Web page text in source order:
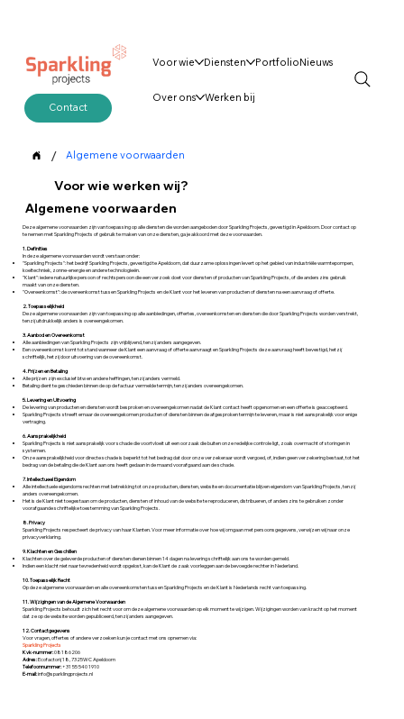
Voor wie Diensten PortfolioNieuws
Over ons
Werken bij
Contact
/ Algemene voorwaarden
Voor wie werken wij?
Algemene voorwaarden
Deze algemene voorwaarden zijn van toepassing op alle diensten die worden aangeboden door Sparkling Projects, gevestigd in Apeldoorn. Door contact op
te nemen met Sparkling Projects of gebruik te maken van onze diensten, ga je akkoord met deze voorwaarden.
1. Definities
In deze algemene voorwaarden wordt verstaan onder:
"Sparkling Projects": het bedrijf Sparkling Projects, gevestigd te Apeldoorn, dat duurzame oplossingen levert op het gebied van industriële warmtepompen,
koeltechniek, zonne-energie en andere technologieën.
"Klant": iedere natuurlijke persoon of rechtspersoon die een verzoek doet voor diensten of producten van Sparkling Projects, of die anderszins gebruik
maakt van onze diensten.
"Overeenkomst": de overeenkomst tussen Sparkling Projects en de Klant voor het leveren van producten of diensten na een aanvraag of offerte.
2. Toepasselijkheid
Deze algemene voorwaarden zijn van toepassing op alle aanbiedingen, offertes, overeenkomsten en diensten die door Sparkling Projects worden verstrekt,
tenzij uitdrukkelijk anders is overeengekomen.
3. Aanbod en Overeenkomst
Alle aanbiedingen van Sparkling Projects zijn vrijblijvend, tenzij anders aangegeven.
Een overeenkomst komt tot stand wanneer de Klant een aanvraag of offerte aanvraagt en Sparkling Projects deze aanvraag heeft bevestigd, hetzij
schriftelijk, hetzij door uitvoering van de overeenkomst.
4. Prijzen en Betaling
Alle prijzen zijn exclusief btw en andere heffingen, tenzij anders vermeld.
Betaling dient te geschieden binnen de op de factuur vermelde termijn, tenzij anders overeengekomen.
5. Levering en Uitvoering
De levering van producten en diensten wordt besproken en overeengekomen nadat de Klant contact heeft opgenomen en een offerte is geaccepteerd.
Sparkling Projects streeft ernaar de overeengekomen producten of diensten binnen de afgesproken termijn te leveren, maar is niet aansprakelijk voor enige
vertraging.
6. Aansprakelijkheid
Sparkling Projects is niet aansprakelijk voor schade die voortvloeit uit een oorzaak die buiten onze redelijke controle ligt, zoals overmacht of storingen in
systemen.
Onze aansprakelijkheid voor directe schade is beperkt tot het bedrag dat door onze verzekeraar wordt vergoed, of, indien geen verzekering bestaat, tot het
bedrag van de betaling die de Klant aan ons heeft gedaan in de maand voorafgaand aan de schade.
7. Intellectueel Eigendom
Alle intellectuele eigendomsrechten met betrekking tot onze producten, diensten, website en documentatie blijven eigendom van Sparkling Projects, tenzij
anders overeengekomen.
Het is de Klant niet toegestaan om de producten, diensten of inhoud van de website te reproduceren, distribueren, of anderszins te gebruiken zonder
voorafgaande schriftelijke toestemming van Sparkling Projects.
8. Privacy
Sparkling Projects respecteert de privacy van haar Klanten. Voor meer informatie over hoe wij omgaan met persoonsgegevens, verwijzen wij naar onze
privacyverklaring.
9. Klachten en Geschillen
Klachten over de geleverde producten of diensten dienen binnen 14 dagen na levering schriftelijk aan ons te worden gemeld.
Indien een klacht niet naar tevredenheid wordt opgelost, kan de Klant de zaak voorleggen aan de bevoegde rechter in Nederland.
10. Toepasselijk Recht
Op deze algemene voorwaarden en alle overeenkomsten tussen Sparkling Projects en de Klant is Nederlands recht van toepassing.
11. Wijzigingen van de Algemene Voorwaarden
Sparkling Projects behoudt zich het recht voor om deze algemene voorwaarden op elk moment te wijzigen. Wijzigingen worden van kracht op het moment
dat ze op de website worden gepubliceerd, tenzij anders aangegeven.
12. Contactgegevens
Voor vragen, offertes of andere verzoeken kun je contact met ons opnemen via:
Sparkling Projects
Kvk-nummer:08186206
Adres:Ecofactorij 18, 7325WC Apeldoorn
Telefoonnummer:+31 55 540 1910
E-mail:info@sparklingprojects.nl